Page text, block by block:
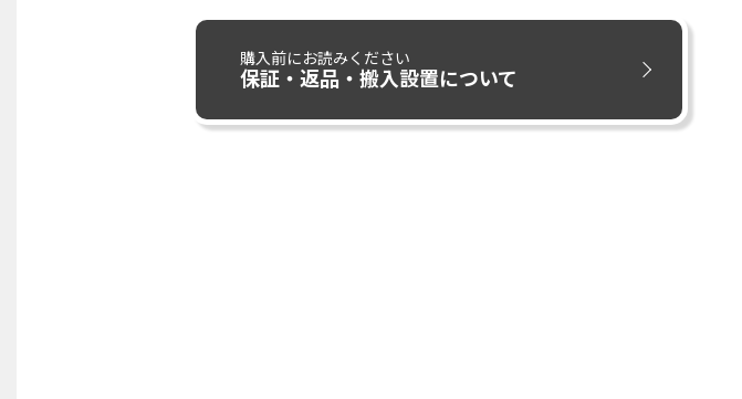
購入前にお読みください
保証・返品・搬入設置について